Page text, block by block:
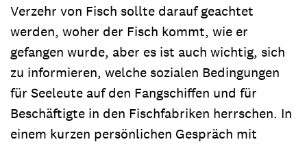
Verzehr von Fisch sollte darauf geachtet
werden, woher der Fisch kommt, wie er
gefangen wurde, aber es ist auch wichtig, sich
zu informieren, welche sozialen Bedingungen
für Seeleute auf den Fangschiffen und für
Beschäftigte in den Fischfabriken herrschen. In
einem kurzen persönlichen Gespräch mit